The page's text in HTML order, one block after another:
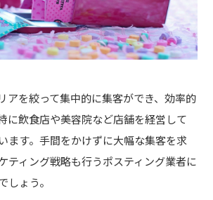
アを絞って集中的に集客ができ、効率的
に飲食店や美容院など店舗を経営して
ます。手間をかけずに大幅な集客を求
ティング戦略も行うポスティング業者に
しょう。